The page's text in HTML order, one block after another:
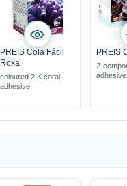
PREIS Cola Fácil
Roxa
coloured 2 K coral
adhesive
PREIS
2-
adhesive